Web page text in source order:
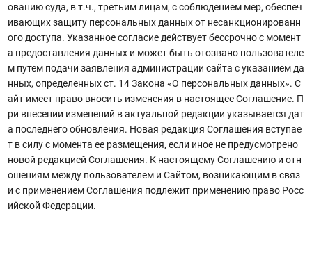
ованию суда, в т.ч., третьим лицам, с соблюдением мер, обеспеч
ивающих защиту персональных данных от несанкционированн
ого доступа. Указанное согласие действует бессрочно с момент
а предоставления данных и может быть отозвано пользователе
м путем подачи заявления администрации сайта с указанием да
нных, определенных ст. 14 Закона «О персональных данных». С
айт имеет право вносить изменения в настоящее Соглашение. П
ри внесении изменений в актуальной редакции указывается дат
а последнего обновления. Новая редакция Соглашения вступае
т в силу с момента ее размещения, если иное не предусмотрено
новой редакцией Соглашения. К настоящему Соглашению и отн
ошениям между пользователем и Сайтом, возникающим в связ
и с применением Соглашения подлежит применению право Росс
ийской Федерации.